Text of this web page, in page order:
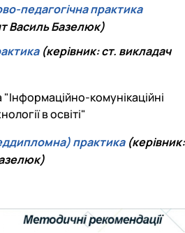
педагогічна практика
Василь Базелюк)
(керівник: ст. викладач
комунікаційні
в освіті"
практика(керівник: